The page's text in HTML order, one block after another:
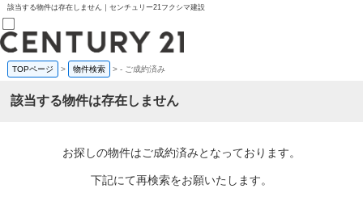
該当する物件は存在しません｜センチュリー21フクシマ建設
売買部
0120-800-844
賃貸部
会員メニュー
TOPページ > 物件検索 >- ご成約済み
該当する物件は存在しません
お探しの物件はご成約済みとなっております。
下記にて再検索をお願いたします。